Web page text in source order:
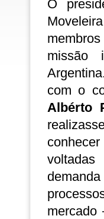
O
missão
com o
Albérto
mercado